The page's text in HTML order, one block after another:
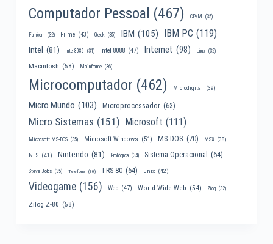
Computador Pessoal (467) CP/M (35)
Famicom (32) Filme (43) Geek (35) IBM (105) IBM PC (119)
Intel (81) Intel 8086 (31) Intel 8088 (47) Internet (98) Linux (32)
Macintosh (58) Mainframe (36)
Microcomputador (462) Microdigital (39)
Micro Mundo (103) Microprocessador (63)
Micro Sistemas (151) Microsoft (111)
Microsoft MS-DOS (35) Microsoft Windows (51) MS-DOS (70) MSX (38)
NES (41) Nintendo (81) Prológica (34) Sistema Operacional (64)
Steve Jobs (35) Telefone (30) TRS-80 (64) Unix (42)
Videogame (156) Web (47) World Wide Web (54) Zilog (32)
Zilog Z-80 (58)